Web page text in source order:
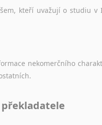
kteří uvažují o studiu v
nekomerčního